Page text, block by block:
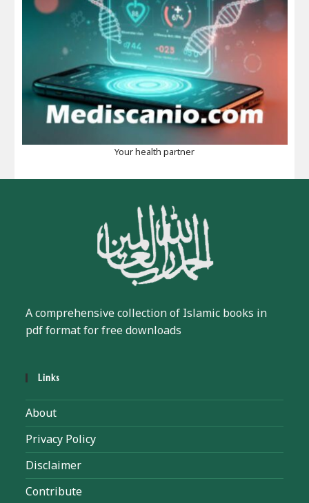
Your health partner
A comprehensive collection of Islamic books in
pdf format for free downloads
Links
About
Privacy Policy
Disclaimer
Contribute